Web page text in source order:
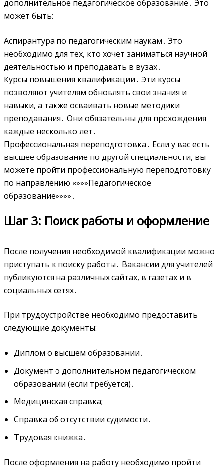
дополнительное педагогическое образование․ Это
может быть:
Аспирантура по педагогическим наукам․ Это
необходимо для тех, кто хочет заниматься научной
деятельностью и преподавать в вузах․
Курсы повышения квалификации․ Эти курсы
позволяют учителям обновлять свои знания и
навыки, а также осваивать новые методики
преподавания․ Они обязательны для прохождения
каждые несколько лет․
Профессиональная переподготовка․ Если у вас есть
высшее образование по другой специальности, вы
можете пройти профессиональную переподготовку
по направлению «»»»Педагогическое
образование»»»»․
Шаг 3: Поиск работы и оформление
После получения необходимой квалификации можно
приступать к поиску работы․ Вакансии для учителей
публикуются на различных сайтах, в газетах и в
социальных сетях․
При трудоустройстве необходимо предоставить
следующие документы:
Диплом о высшем образовании․
Документ о дополнительном педагогическом
образовании (если требуется)․
Медицинская справка;
Справка об отсутствии судимости․
Трудовая книжка․
После оформления на работу необходимо пройти